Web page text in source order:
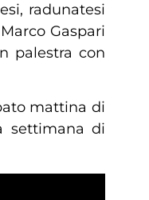
radunatesi
Gaspari
palestra con
mattina di
settimana di